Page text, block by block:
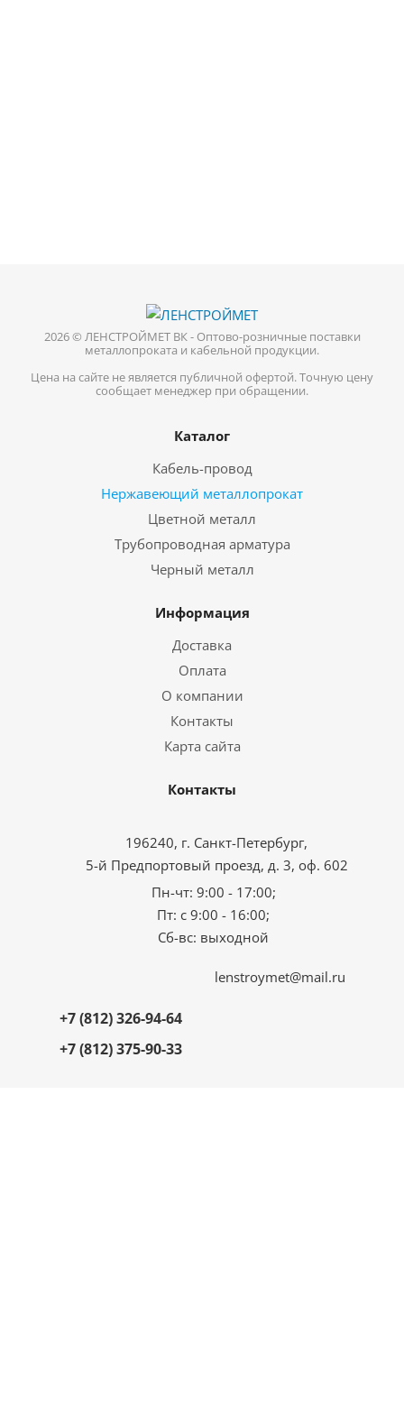
2026 © ЛЕНСТРОЙМЕТ ВК - Оптово-розничные поставки
металлопроката и кабельной продукции.
Цена на сайте не является публичной офертой. Точную цену
сообщает менеджер при обращении.
Каталог
Кабель-провод
Нержавеющий металлопрокат
Цветной металл
Трубопроводная арматура
Черный металл
Информация
Доставка
Оплата
О компании
Контакты
Карта сайта
Контакты
196240, г. Санкт-Петербург,
5-й Предпортовый проезд, д. 3, оф. 602
Пн-чт: 9:00 - 17:00;
Пт: с 9:00 - 16:00;
Сб-вс: выходной
+7 (812) 326-94-64
+7 (812) 375-90-33
lenstroymet@mail.ru